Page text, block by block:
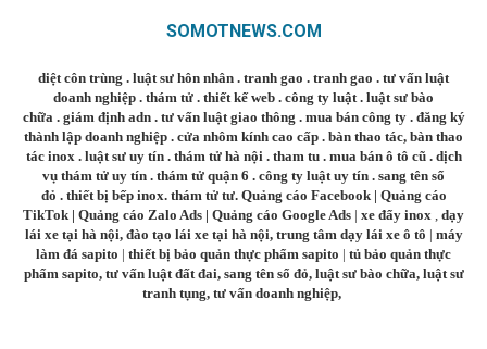
SOMOTNEWS.COM
diệt côn trùng . luật sư hôn nhân . tranh gao . tranh gao . tư vấn luật
doanh nghiệp . thám tử . thiết kế web . công ty luật . luật sư bào
chữa . giám định adn. tư vấn luật giao thông . mua bán công ty. đăng ký
thành lập doanh nghiệp . cửa nhôm kính cao cấp . bàn thao tác, bàn thao
tác inox . luật sư uy tín. thám tử hà nội . tham tu. mua bán ô tô cũ. dịch
vụ thám tử uy tín . thám tử quận 6 . công ty luật uy tín . sang tên sổ
đỏ . thiết bị bếp inox. thám tử tư. Quảng cáo Facebook| Quảng cáo
TikTok | Quảng cáo Zalo Ads | Quảng cáo Google Ads | xe đẩy inox
dạy
lái xe tại hà nội, đào tạo lái xe tại hà nội, trung tâm dạy lái xe ô tô | máy
làm đá sapito | thiết bị bảo quản thực phẩm sapito | tủ bảo quản thực
phẩm sapito, tư vấn luật đất đai, sang tên sổ đỏ, luật sư bào chữa, luật sư
tranh tụng, tư vấn doanh nghiệp,